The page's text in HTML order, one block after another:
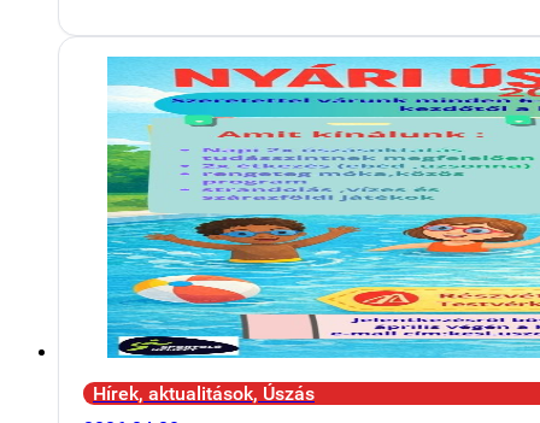
Hírek, aktualitások, Úszás